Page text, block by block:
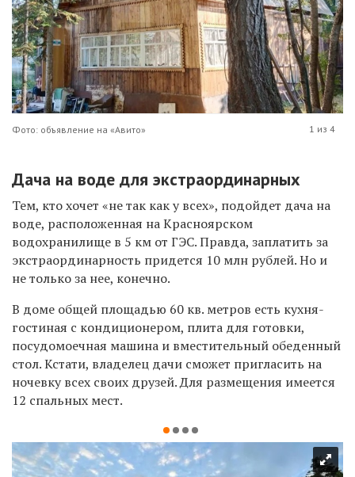
Фото: объявление на «Авито» 1 из 4
Дача на воде для экстраординарных
Тем, кто хочет «не так как у всех», подойдет дача на
воде, расположенная на Красноярском
водохранилище в 5 км от ГЭС. Правда, заплатить за
экстраординарность придется 10 млн рублей. Но и
не только за нее, конечно.
В доме общей площадью 60 кв. метров есть кухня-
гостиная с кондиционером, плита для готовки,
посудомоечная машина и вместительный обеденный
стол. Кстати, владелец дачи сможет пригласить на
ночевку всех своих друзей. Для размещения имеется
12 спальных мест.